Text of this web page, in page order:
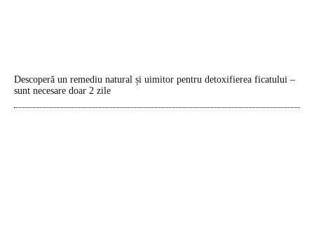
Descoperă un remediu natural și uimitor pentru detoxifierea ficatului –
sunt necesare doar 2 zile